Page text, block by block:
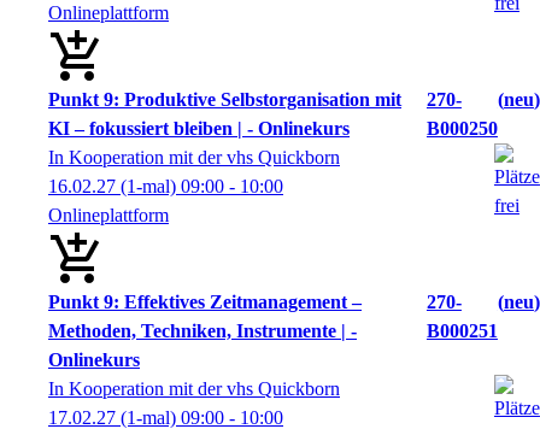
Onlineplattform
Punkt 9: Produktive Selbstorganisation mit
KI – fokussiert bleiben | - Onlinekurs
270-
B000250
neu
In Kooperation mit der vhs Quickborn
16.02.27 (1-mal) 09:00 - 10:00
Onlineplattform
Punkt 9: Effektives Zeitmanagement –
Methoden, Techniken, Instrumente | -
Onlinekurs
270-
B000251
neu
In Kooperation mit der vhs Quickborn
17.02.27 (1-mal) 09:00 - 10:00